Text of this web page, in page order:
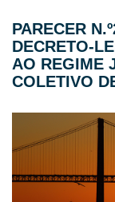
PARECER
DECRETO-
AO REGIME
COLETIVO